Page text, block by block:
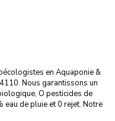
en Aquaponie &
Nous garantissons un
O pesticides de
eau de pluie et 0 rejet. Notre